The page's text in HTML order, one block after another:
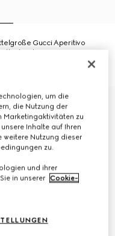
Gucci Aperitivo
personalisieren
um die
die Nutzung der
Marketingaktivitäten zu
Inhalte auf Ihren
weitere Nutzung dieser
zu.
und ihrer
in unserer Cookie-